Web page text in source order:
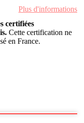
Plus d'informations
certifiées
Cette certification ne
en France.